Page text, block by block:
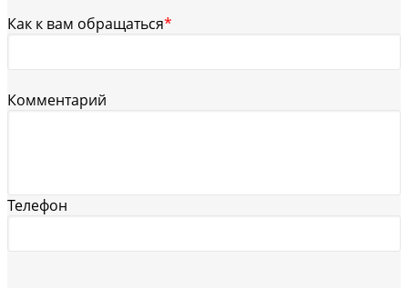
Как к вам обращаться*
Комментарий
Телефон